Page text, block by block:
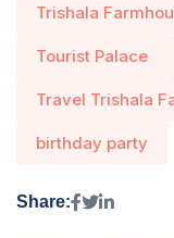
Trishala
Tourist Palace
Travel Trishala
birthday party
Share: